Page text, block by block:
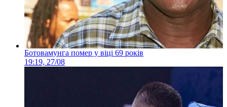
Ботовамунга помер у віці 69 років
19:19, 27/08